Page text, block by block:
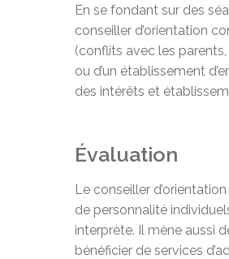
En se fondant sur des
conseiller d’orientation
(conflits avec les
ou d’un établissement
des intérêts et
Évaluation
Le conseiller
de personnalité
interprète. Il mène aussi
bénéficier de services